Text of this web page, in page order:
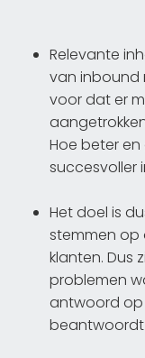
Relevante
van inbound
voor dat er
Hoe beter
succesvoller
Het doel is
stemmen
klanten. Dus
problemen
antwoord op
beantwoordt